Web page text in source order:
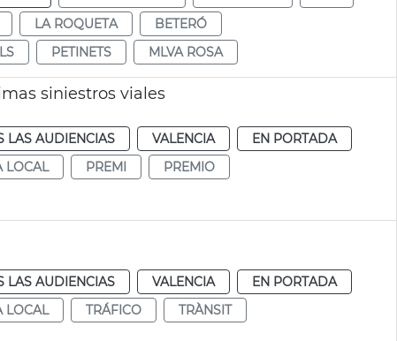
LA ROQUETA
BETERÓ
PETINETS MLVA ROSA
siniestros viales
LAS AUDIENCIAS VALENCIA
EN PORTADA
LOCAL PREMI
PREMIO
LAS AUDIENCIAS VALENCIA
EN PORTADA
LOCAL TRÁFICO
TRÀNSIT